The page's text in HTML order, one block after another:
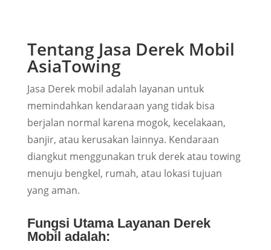
Tentang Jasa Derek Mobil
AsiaTowing
Jasa Derek mobil adalah layanan untuk
memindahkan kendaraan yang tidak bisa
berjalan normal karena mogok, kecelakaan,
banjir, atau kerusakan lainnya. Kendaraan
diangkut menggunakan truk derek atau towing
menuju bengkel, rumah, atau lokasi tujuan
yang aman.
Fungsi Utama Layanan Derek
Mobil adalah: